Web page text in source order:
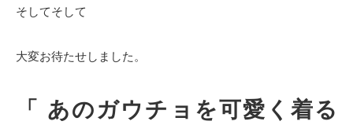
そしてそして
大変お待たせしました。
「 あのガウチョを可愛く着る